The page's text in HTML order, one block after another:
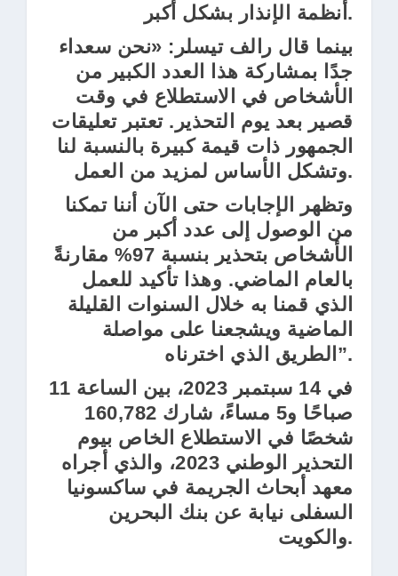
أنظمة الإنذار بشكل أكبر.
بينما قال رالف تيسلر: «نحن سعداء
جدًا بمشاركة هذا العدد الكبير من
الأشخاص في الاستطلاع في وقت
قصير بعد يوم التحذير. تعتبر تعليقات
الجمهور ذات قيمة كبيرة بالنسبة لنا
وتشكل الأساس لمزيد من العمل.
وتظهر الإجابات حتى الآن أننا تمكنا
من الوصول إلى عدد أكبر من
الأشخاص بتحذير بنسبة 97% مقارنةً
بالعام الماضي. وهذا تأكيد للعمل
الذي قمنا به خلال السنوات القليلة
الماضية ويشجعنا على مواصلة
الطريق الذي اخترناه”.
في 14 سبتمبر 2023، بين الساعة 11
صباحًا و5 مساءً، شارك 160,782
شخصًا في الاستطلاع الخاص بيوم
التحذير الوطني 2023، والذي أجراه
معهد أبحاث الجريمة في ساكسونيا
السفلى نيابة عن بنك البحرين
والكويت.